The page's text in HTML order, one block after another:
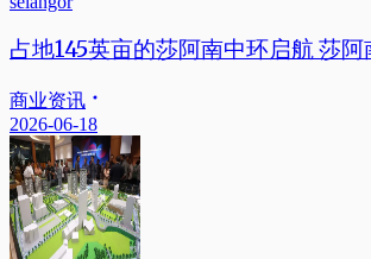
占地145英亩的莎阿南中环启航 莎
商业资讯
2026-06-18